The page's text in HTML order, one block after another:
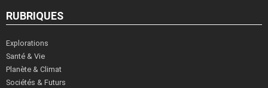
RUBRIQUES
Explorations
Santé & Vie
Planète & Climat
Sociétés & Futurs